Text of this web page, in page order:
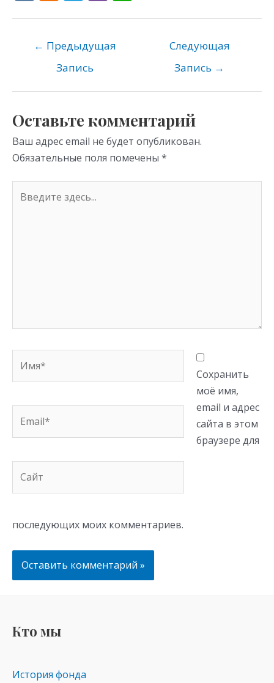
o
kl
as
ni
ki
gr
a
m p
← Предыдущая
Запись
Следующая
Запись →
Оставьте комментарий
Ваш адрес email не будет опубликован.
Обязательные поля помечены *
здесь...
Сохранить
моё имя,
email и адрес
сайта в этом
браузере для
последующих моих комментариев.
Кто мы
История фонда